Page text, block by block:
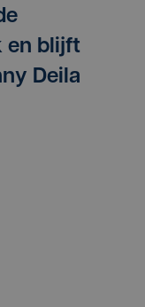
en blijft
Deila